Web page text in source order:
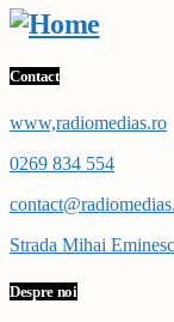
Contact
www,radiomedias.ro
0269 834 554
Strada Mihai
Despre noi